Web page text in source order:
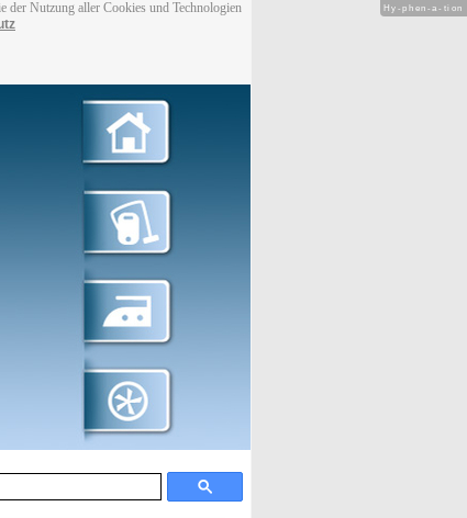
der Nutzung aller Cookies und Technologien
Hy-phen-a-tion